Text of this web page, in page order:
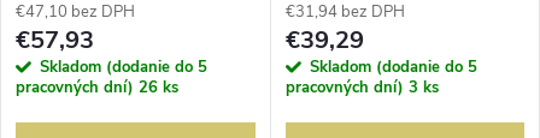
€47,10 bez DPH
€57,93
Skladom (dodanie do 5
pracovných dní) 26 ks
€31,94 bez DPH
€39,29
Skladom (dodanie do 5
pracovných dní) 3 ks